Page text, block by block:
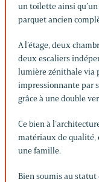
un toilette ainsi
parquet ancien
A l’étage, deux
deux escaliers
lumière zénithale via
impressionnante par
grâce à une double
Ce bien à
matériaux de qualité,
une famille.
Bien soumis au statut